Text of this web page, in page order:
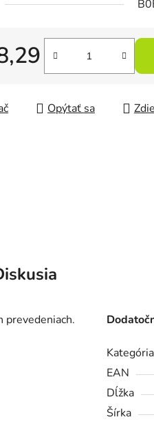
cena:
Opýtať sa
prevedeniach.
Kategória
EAN
Dĺžka
Šírka